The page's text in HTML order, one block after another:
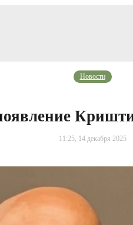
Новости
11:25, 14 декабря 2025